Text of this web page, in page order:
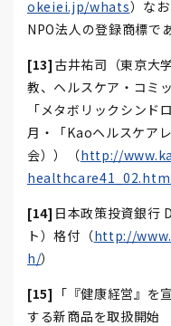
okeiei.jp/whats）な
NPO法人の登録商標で
[13]古井祐司（東京大
教、ヘルスケア・コミ
「メタボリックシン
月・「Kaoヘルスケア
会））（http://
[14] 日本政策投資銀行
ト）格付（http://
h/）
[15] 「『健康経営』を
する新商品を取扱開始